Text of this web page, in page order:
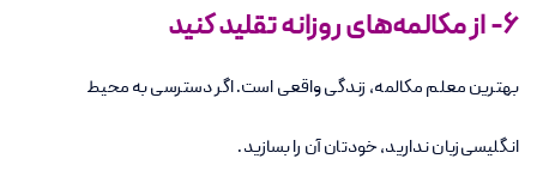
6- از مکالمه‌های روزانه تقلید کنید
بهترین معلم مکالمه، زندگی واقعی است. اگر دسترسی به محیط
انگلیسی‌زبان ندارید، خودتان آن را بسازید.